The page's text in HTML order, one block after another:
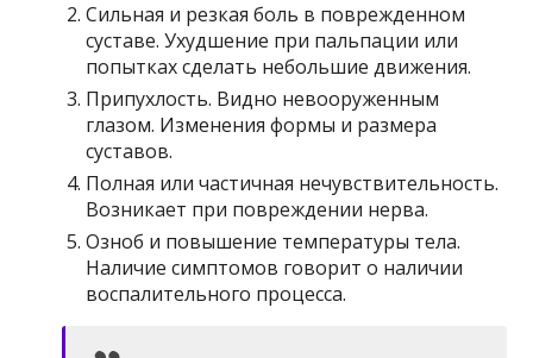
Сильная и резкая боль в поврежденном
суставе. Ухудшение при пальпации или
попытках сделать небольшие движения.
Припухлость. Видно невооруженным
глазом. Изменения формы и размера
суставов.
Полная или частичная нечувствительность.
Возникает при повреждении нерва.
Озноб и повышение температуры тела.
Наличие симптомов говорит о наличии
воспалительного процесса.